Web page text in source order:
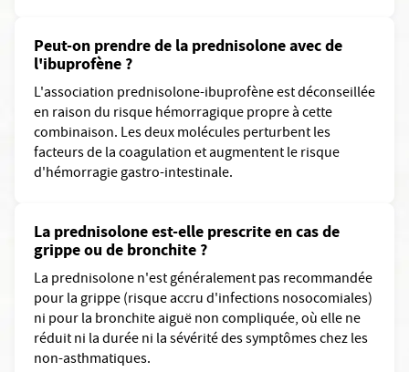
Peut-on prendre de la prednisolone avec de
l'ibuprofène ?
L'association prednisolone-ibuprofène est déconseillée
en raison du risque hémorragique propre à cette
combinaison. Les deux molécules perturbent les
facteurs de la coagulation et augmentent le risque
d'hémorragie gastro-intestinale.
La prednisolone est-elle prescrite en cas de
grippe ou de bronchite ?
La prednisolone n'est généralement pas recommandée
pour la grippe (risque accru d'infections nosocomiales)
ni pour la bronchite aiguë non compliquée, où elle ne
réduit ni la durée ni la sévérité des symptômes chez les
non-asthmatiques.